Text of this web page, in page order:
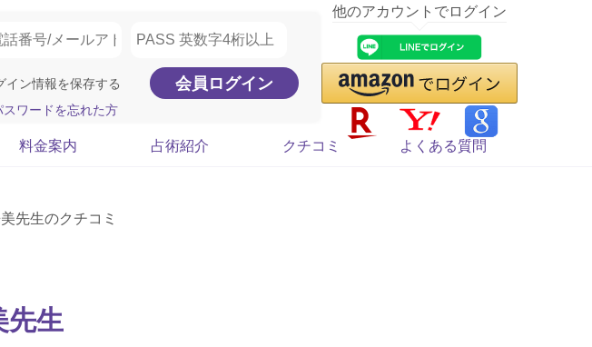
イン情報を保存する
スワードを忘れた方
他のアカウントでログイン
料金案内 占術紹介 クチコミ よくある質問
先生のクチコミ
先生